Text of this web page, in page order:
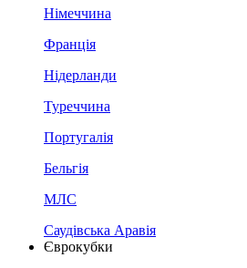
Німеччина
Франція
Нідерланди
Туреччина
Португалія
Бельгія
МЛС
Саудівська Аравія
Єврокубки